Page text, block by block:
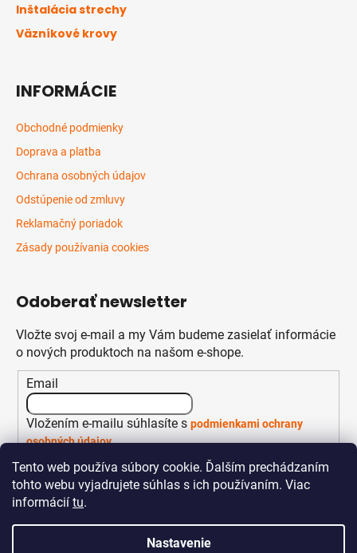
Tento web používa súbory cookie. Ďalším prechádzaním
tohto webu vyjadrujete súhlas s ich používaním. Viac
informácií tu.
Nastavenie
Inštalácia strechy
Väzníkové krovy
INFORMÁCIE
Obchodné podmienky
Doprava a platba
Ochrana osobných údajov
Odstúpenie od zmluvy
Reklamačný poriadok
Zásady používania cookies
Odoberať newsletter
Vložte svoj e-mail a my Vám budeme zasielať informácie
o nových produktoch na našom e-shope.
Email
Vložením e-mailu súhlasíte s podmienkami ochrany
osobných údajov
PRIHLÁSIŤ SA